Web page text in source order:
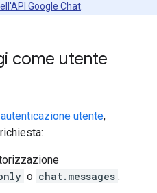
Google Chat
come utente
autenticazione utente,
o chat.messages .